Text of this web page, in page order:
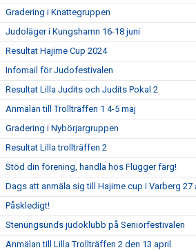
Gradering i Knattegruppen
Judoläger i Kungshamn 16-18 juni
Resultat Hajime Cup 2024
Infomail för Judofestivalen
Resultat Lilla Judits och Judits Pokal 2
Anmälan till Trollträffen 1 4-5 maj
Gradering i Nybörjargruppen
Resultat Lilla trollträffen 2
Stöd din förening, handla hos Flügger färg!
Dags att anmäla sig till Hajime cup i Varberg 27
Påskledigt!
Stenungsunds judoklubb på Seniorfestivalen
Anmälan till Lilla Trollträffen 2 den 13 april